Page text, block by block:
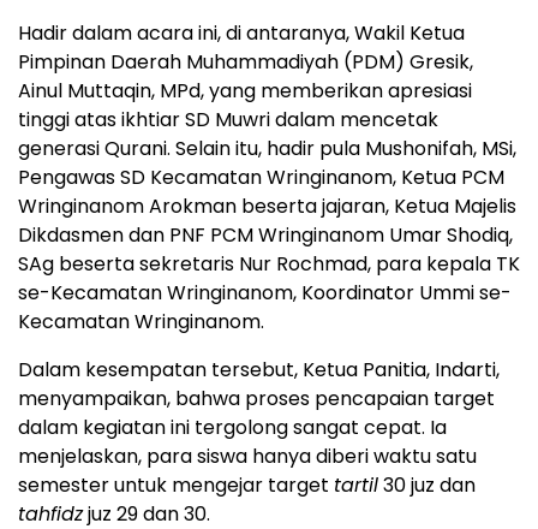
Hadir dalam acara ini, di antaranya, Wakil Ketua
Pimpinan Daerah Muhammadiyah (PDM) Gresik,
Ainul Muttaqin, MPd, yang memberikan apresiasi
tinggi atas ikhtiar SD Muwri dalam mencetak
generasi Qurani. Selain itu, hadir pula Mushonifah, MSi,
Pengawas SD Kecamatan Wringinanom, Ketua PCM
Wringinanom Arokman beserta jajaran, Ketua Majelis
Dikdasmen dan PNF PCM Wringinanom Umar Shodiq,
SAg beserta sekretaris Nur Rochmad, para kepala TK
se-Kecamatan Wringinanom, Koordinator Ummi se-
Kecamatan Wringinanom.
Dalam kesempatan tersebut, Ketua Panitia, Indarti,
menyampaikan, bahwa proses pencapaian target
dalam kegiatan ini tergolong sangat cepat. Ia
menjelaskan, para siswa hanya diberi waktu satu
semester untuk mengejar target tartil30 juz dan
tahfidzjuz 29 dan 30.